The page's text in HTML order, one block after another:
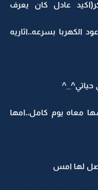
عادل كان يعرف
الكهربا بسرعه..اثاريه
معاه يوم كامل..امها
لها امس